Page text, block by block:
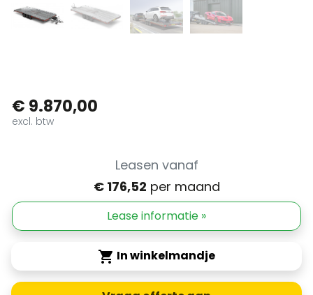
€ 9.870,00
excl. btw
Leasen vanaf
€ 176,52 per maand
Lease informatie »
shopping_cart In winkelmandje